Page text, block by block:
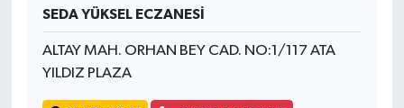
SEDA YÜKSEL ECZANESİ
ALTAY MAH. ORHAN BEY CAD. NO:1/117 ATA
YILDIZ PLAZA